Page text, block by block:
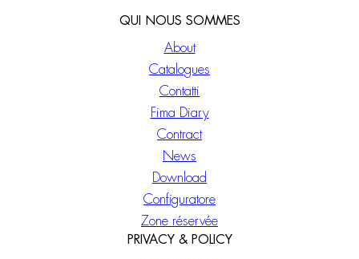
QUI NOUS SOMMES
About
Catalogues
Contatti
Fima Diary
Contract
News
Download
Configuratore
Zone réservée
PRIVACY & POLICY